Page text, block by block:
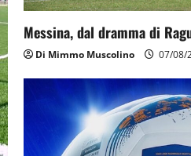
Messina, dal dramma di
Di Mimmo Muscolino 07/08/